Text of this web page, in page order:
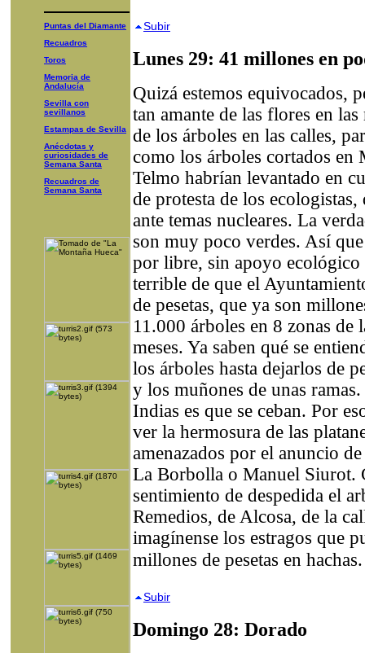
Puntas del Diamante
Recuadros
Toros
Memoria de
Andalucía
Sevilla con
sevillanos
Estampas de Sevilla
Anécdotas y
curiosidades de
Semana Santa
Recuadros de
Semana Santa
Subir
Lunes 29: 41 millones en
Quizá estemos equivocados,
tan amante de las flores en
de los árboles en las calles,
como los árboles cortados en
Telmo habrían levantado en
de protesta de los
ante temas nucleares. La
son muy poco verdes. Así
por libre, sin apoyo
terrible de que el
de pesetas, que ya son
11.000 árboles en 8 zonas de
meses. Ya saben qué se
los árboles hasta dejarlos de
y los muñones de unas
Indias es que se ceban. Por
ver la hermosura de las
amenazados por el anuncio
La Borbolla o Manuel Siurot.
sentimiento de despedida el
Remedios, de Alcosa, de la
imagínense los estragos que
millones de pesetas en hachas.
Subir
Domingo 28: Dorado